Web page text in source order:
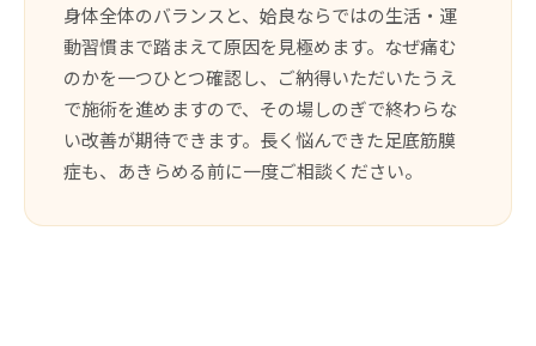
身体全体のバランスと、姶良ならではの生活・運
動習慣まで踏まえて原因を見極めます。なぜ痛む
のかを一つひとつ確認し、ご納得いただいたうえ
で施術を進めますので、その場しのぎで終わらな
い改善が期待できます。長く悩んできた足底筋膜
症も、あきらめる前に一度ご相談ください。